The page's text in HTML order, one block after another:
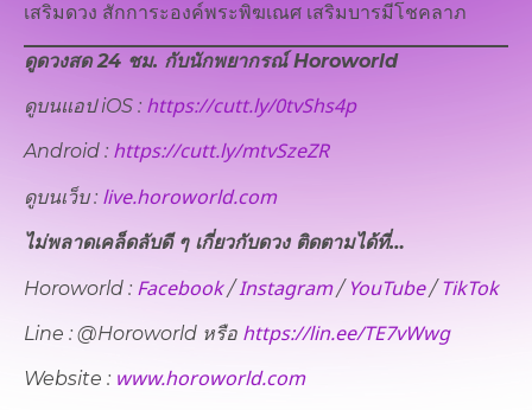
เสริมดวง สักการะองค์พระพิฆเณศ เสริมบารมีโชคลาภ
ดูดวงสด 24 ชม. กับนักพยากรณ์ Horoworld
ดูบนแอป iOS : https://cutt.ly/0tvShs4p
Android : https://cutt.ly/mtvSzeZR
ดูบนเว็บ​ : live.horoworld.com
ไม่พลาดเคล็ดลับดี ๆ เกี่ยวกับดวง ติดตามได้ที่…
Horoworld : Facebook/Instagram/ YouTube/ TikTok
Line : @Horoworld หรือ https://lin.ee/TE7vWwg
Website : www.horoworld.com